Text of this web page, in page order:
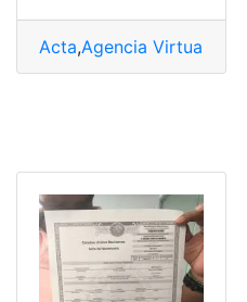
Acta,Agencia Virtual